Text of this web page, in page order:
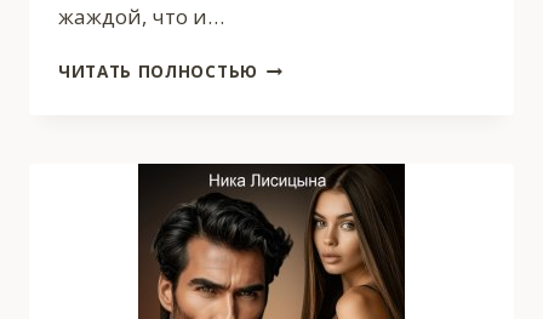
жаждой, что и…
ЧИТАТЬ ПОЛНОСТЬЮ ОТЕЦ
ВЛЕЧЕНИЕ